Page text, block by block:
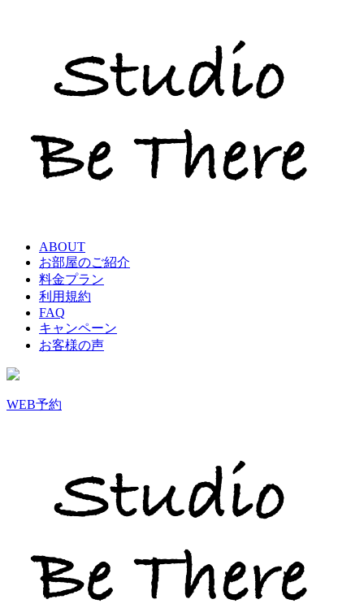
ABOUT
お部屋のご紹介
料金プラン
利用規約
FAQ
キャンペーン
お客様の声
WEB予約